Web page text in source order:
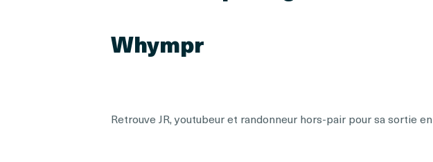
Whympr
Retrouve JR, youtubeur et randonneur hors-pair pour sa sortie